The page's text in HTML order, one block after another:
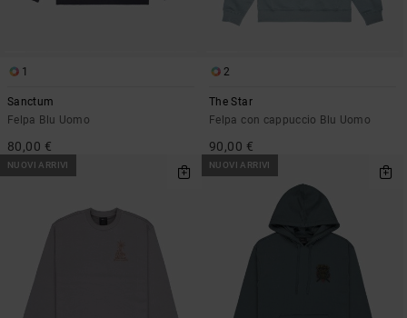
1
Sanctum
Felpa Blu Uomo
80,00 €
2
The Star
Felpa con cappuccio Blu Uomo
90,00 €
NUOVI ARRIVI NUOVI ARRIVI